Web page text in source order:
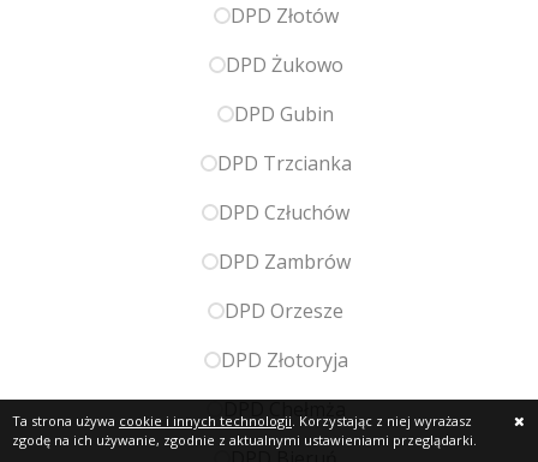
Ta strona używa cookie i innych technologii. Korzystając z niej wyrażasz
zgodę na ich używanie, zgodnie z aktualnymi ustawieniami przeglądarki.
DPD Złotów
DPD Żukowo
DPD Gubin
DPD Trzcianka
DPD Człuchów
DPD Zambrów
DPD Orzesze
DPD Złotoryja